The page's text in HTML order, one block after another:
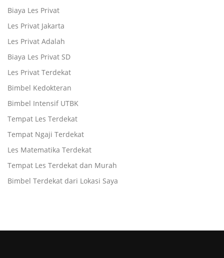
Biaya Les Privat
Les Privat Jakarta
Les Privat Adalah
Biaya Les Privat SD
Les Privat Terdekat
Bimbel Kedokteran
Bimbel Intensif UTBK
Tempat Les Terdekat
Tempat Ngaji Terdekat
Les Matematika Terdekat
Tempat Les Terdekat dan Murah
Bimbel Terdekat dari Lokasi Saya